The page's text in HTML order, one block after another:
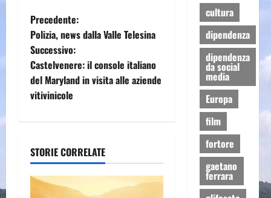
N
a
v
i
a
z
Precedente:
Polizia, news dalla Valle Telesina
Successivo:
Castelvenere: il console italiano
del Maryland in visita alle aziende
vitivinicole
STORIE CORRELATE
cultura
dipendenza
dipendenza
da social
media
Europa
film
fortore
gaetano
ferrara